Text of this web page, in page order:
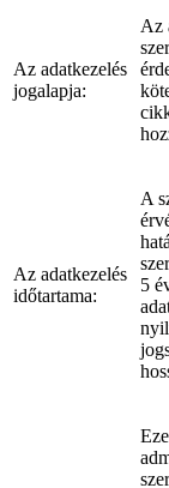
Az adatkezelés
jogalapja:
Az
Az adatkezelés
időtartama:
A
5